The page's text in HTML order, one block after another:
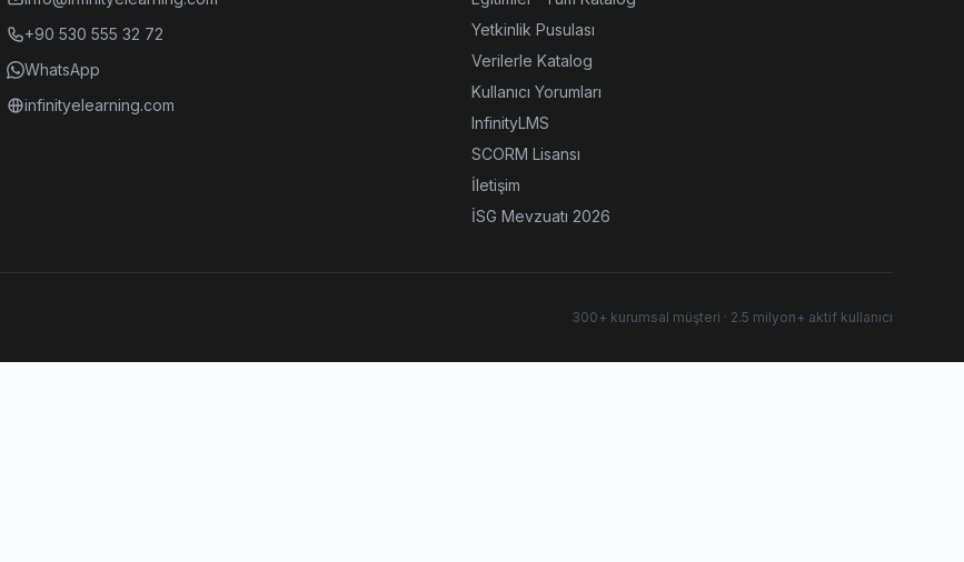
+90 530 555 32 72
WhatsApp
infinityelearning.com
Yetkinlik Pusulası
Verilerle Katalog
Kullanıcı Yorumları
InfinityLMS
SCORM Lisansı
İletişim
İSG Mevzuatı 2026
300+ kurumsal müşteri · 2.5 milyon+ aktif kullanıcı